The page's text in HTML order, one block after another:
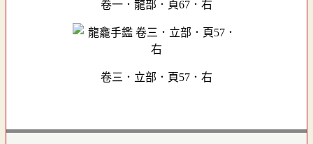
卷一．龍部．頁67．右
卷三．立部．頁57．右